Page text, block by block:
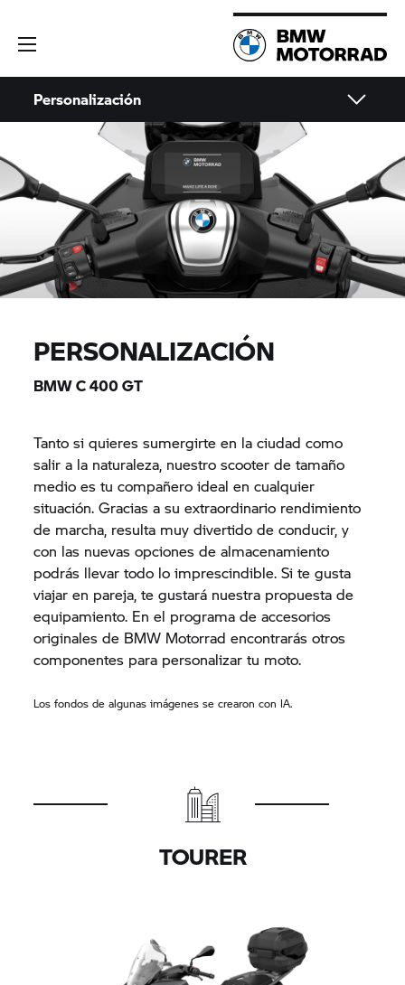
Personalización
PERSONALIZACIÓN
BMWC 400 GT
Tanto si quieres sumergirte en la ciudad como
salir a la naturaleza, nuestro scooter de tamaño
medio es tu compañero ideal en cualquier
situación. Gracias a su extraordinario rendimiento
de marcha, resulta muy divertido de conducir, y
con las nuevas opciones de almacenamiento
podrás llevar todo lo imprescindible. Si te gusta
viajar en pareja, te gustará nuestra propuesta de
equipamiento. En el programa de accesorios
originales de BMW Motorrad encontrarás otros
componentes para personalizar tu moto.
Los fondos de algunas imágenes se crearon con IA.
TOURER